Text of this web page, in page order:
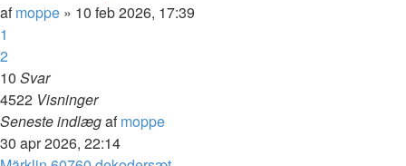
afmoppe » 10 feb 2026, 17:39
1
2
10 Svar
4522 Visninger
Seneste indlægafmoppe
30 apr 2026, 22:14